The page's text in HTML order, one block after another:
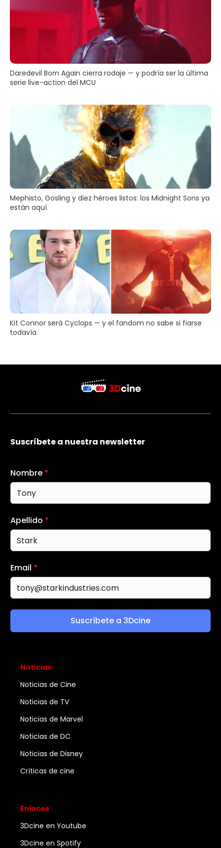
Daredevil Born Again cierra rodaje — y podría ser la última
serie live-action del MCU
Mephisto, Gosling y diez héroes listos: los Midnight Sons ya
están aquí
Kit Connor será Cyclops — y el fandom no sabe si fiarse
todavía
Suscríbete a nuestra newsletter
Nombre *
Apellido *
Email *
Suscríbete a 3Dcine
Noticias
Noticias de Cine
Noticias de TV
Noticias de Marvel
Noticias de DC
Noticias de Disney
Críticas de cine
Enlaces
3Dcine en Youtube
3Dcine en Spotify